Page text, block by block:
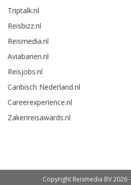
Triptalk.nl
Reisbizz.nl
Reismedia.nl
Aviabanen.nl
Reisjobs.nl
Caribisch Nederland.nl
Careerexperience.nl
Zakenreisawards.nl
Copyright Reismedia BV 2026 -